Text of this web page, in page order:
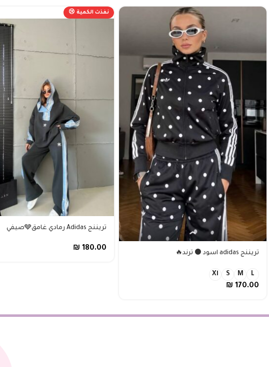
تريننج adidas اسود ⚫️ ترند🔥
L
M
S
Xl
₪ 170.00
نفذت الكمية 😢
تريننج Adidas رمادي غامق🩶صيفي
₪ 180.00